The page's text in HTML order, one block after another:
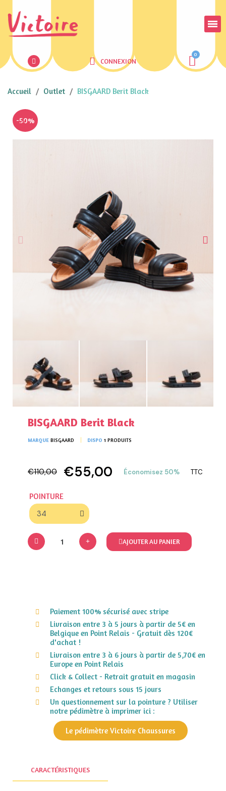
CONNEXION
Accueil Outlet BISGAARD Berit Black
-50%
BISGAARD Berit Black
MARQUE BISGAARD DISPO 1 PRODUITS
€110,00 €55,00 Économisez 50% TTC
POINTURE
AJOUTER AU PANIER
Paiement 100% sécurisé avec stripe
Livraison entre 3 à 5 jours à partir de 5€ en
Belgique en Point Relais - Gratuit dès 120€
d'achat !
Livraison entre 3 à 6 jours à partir de 5,70€ en
Europe en Point Relais
Click & Collect - Retrait gratuit en magasin
Echanges et retours sous 15 jours
Un questionnement sur la pointure ? Utiliser
notre pédimètre à imprimer ici :
Le pédimètre Victoire Chaussures
CARACTÉRISTIQUES